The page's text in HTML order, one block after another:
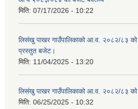
मिति: 07/17/2026 - 10:22
लिसंखु पाखर गाउँपालिकाको आ.व. २०८२/८३ को
प्रस्तुत बजेट।
मिति: 11/04/2025 - 13:20
लिसंखु पाखर गाउँपालिकाको आ.व. २०८२/८३ को
मिति: 06/25/2025 - 10:32